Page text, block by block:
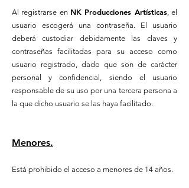
Al registrarse en NK Producciones Artísticas, el
usuario escogerá una contraseña. El usuario
deberá custodiar debidamente las claves y
contraseñas facilitadas para su acceso como
usuario registrado, dado que son de carácter
personal y confidencial, siendo el usuario
responsable de su uso por una tercera persona a
la que dicho usuario se las haya facilitado.
Menores.
Está prohibido el acceso a menores de 14 años.